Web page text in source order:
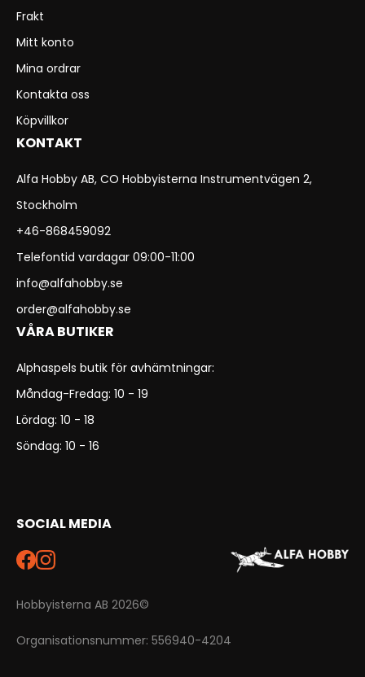
Frakt
Mitt konto
Mina ordrar
Kontakta oss
Köpvillkor
KONTAKT
Alfa Hobby AB, CO Hobbyisterna Instrumentvägen 2,
Stockholm
+46-868459092
Telefontid vardagar 09:00-11:00
info@alfahobby.se
order@alfahobby.se
VÅRA BUTIKER
Alphaspels butik för avhämtningar:
Måndag-Fredag: 10 - 19
Lördag: 10 - 18
Söndag: 10 - 16
SOCIAL MEDIA
Hobbyisterna AB 2026©
Organisationsnummer: 556940-4204